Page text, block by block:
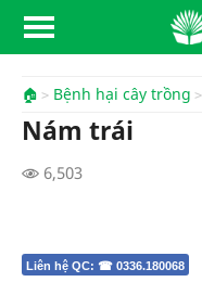
🏠 Bệnh hại cây trồng
Nám trái
6,503
Liên hệ QC: ☎ 0336.180068